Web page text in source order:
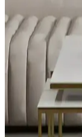
Zara Home
Konforu Bir
Zara Home,
ürün yelpazesiyle
alanlarınızı
Yastık Kılıfı
İpuçları
Yastık kılıfı, ev